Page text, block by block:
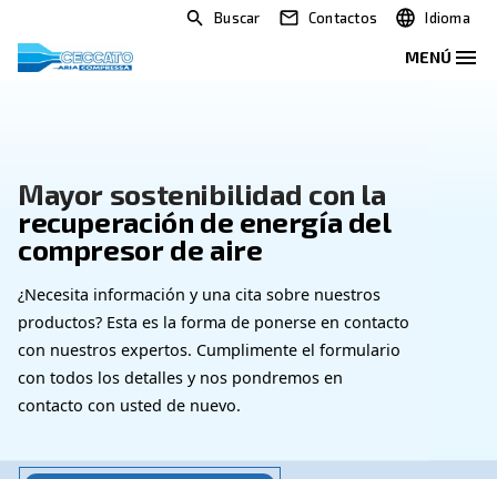
Buscar Contactos
Mayor sostenibilidad con la
recuperación de energía del
compresor de aire
¿Necesita información y una cita sobre nuestros
productos? Esta es la forma de ponerse en
con todos los detalles y nos pondremos en